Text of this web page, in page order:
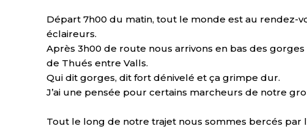
Départ 7h00 du matin, tout le monde est au rendez-
éclaireurs.
Après 3h00 de route nous arrivons en bas des
de Thués entre Valls.
Qui dit gorges, dit fort dénivelé et ça grimpe dur.
J’ai une pensée pour certains marcheurs de notre
Tout le long de notre trajet nous sommes bercés par